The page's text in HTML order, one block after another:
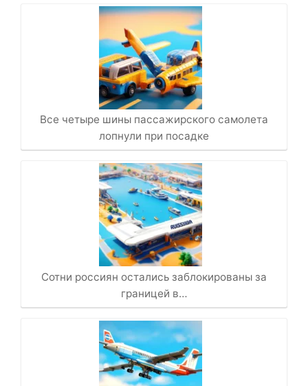
Все четыре шины пассажирского самолета
лопнули при посадке
Сотни россиян остались заблокированы за
границей в…